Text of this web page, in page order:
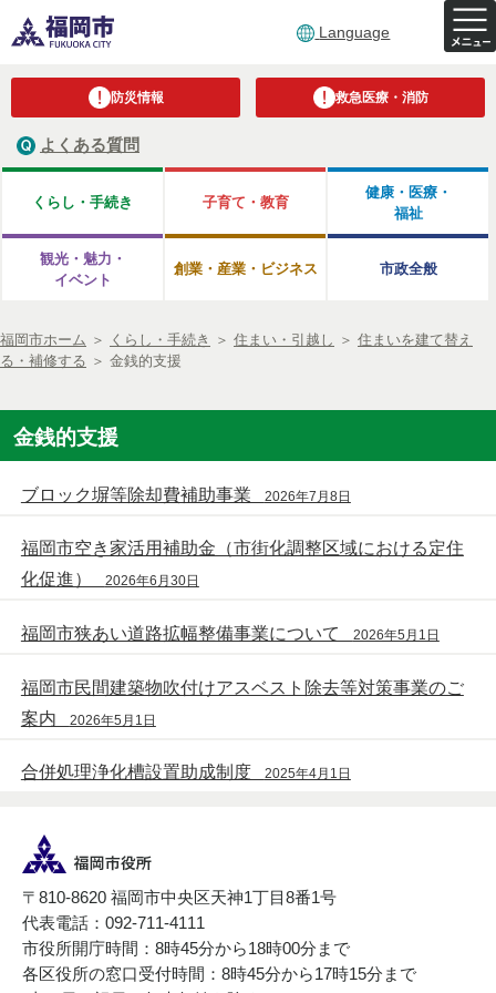
Language
防災情報 救急医療・消防
よくある質問
くらし・手続き 子育て・教育
健康・医療・
福祉
観光・魅力・
イベント
創業・産業・ビジネス 市政全般
福岡市ホーム ＞ くらし・手続き ＞ 住まい・引越し ＞ 住まいを建て替え
る・補修する ＞ 金銭的支援
金銭的支援
ブロック塀等除却費補助事業 2026年7月8日
福岡市空き家活用補助金（市街化調整区域における定住
化促進）
2026年6月30日
福岡市狭あい道路拡幅整備事業について 2026年5月1日
福岡市民間建築物吹付けアスベスト除去等対策事業のご
案内
2026年5月1日
合併処理浄化槽設置助成制度 2025年4月1日
〒810-8620 福岡市中央区天神1丁目8番1号
代表電話：092-711-4111
市役所開庁時間：8時45分から18時00分まで
各区役所の窓口受付時間：8時45分から17時15分まで